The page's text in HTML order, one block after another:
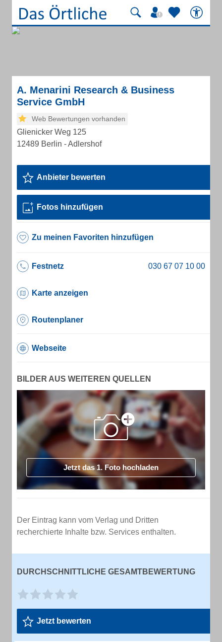
A. Menarini Research & Business
Service GmbH
Web Bewertungen vorhanden
Glienicker Weg 125
12489 Berlin - Adlershof
Anbieter bewerten
Fotos hinzufügen
Zu meinen Favoriten hinzufügen
Festnetz
Karte anzeigen
Routenplaner
Webseite
BILDER AUS WEITEREN QUELLEN
Jetzt das 1. Foto hochladen
Der Eintrag kann vom Verlag und Dritten
recherchierte Inhalte bzw. Services enthalten.
DURCHSCHNITTLICHE GESAMTBEWERTUNG
Jetzt bewerten